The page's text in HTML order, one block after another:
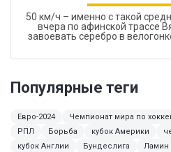
50 км/ч – именно с такой
вчера по афинской трассе
завоевать серебро в
Популярные теги
Евро-2024 Чемпионат мира по
РПЛ
Борьба кубок Америки
кубок Англии
Бундеслига Ламин